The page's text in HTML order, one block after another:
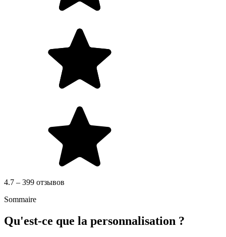
4.7 – 399 отзывов
Sommaire
Qu'est-ce que la personnalisation ?